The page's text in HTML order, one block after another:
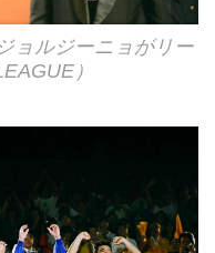
ョルジーニョがリー
）